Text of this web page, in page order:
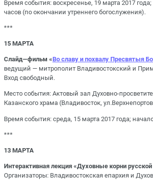
Время события: воскресенье, 19 марта 2017
часов (по окончании утреннего богослужения).
***
15 МАРТА
Слайд—фильм «Во славу и похвалу Пресвятыя
ведущий — митрополит Владивостокский и
Вход свободный.
Место события: Актовый зал Духовно-
Казанского храма (Владивосток,
Время события: среда, 15 марта 2017 года;
***
13 МАРТА
Интерактивная лекция «Духовные корни
Организаторы: Владивостокская епархия и